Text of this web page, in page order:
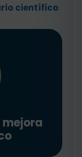
científico.
mejora